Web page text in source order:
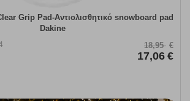
Grip Pad-Αντιολισθητικό snowboard pad
Dakine
18,95 €
17,06 €